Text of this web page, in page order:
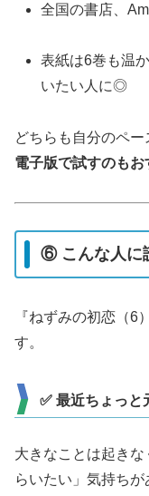
全国の書店、
表紙は6巻も温
いたい人に◎
どちらも自分のペー
電子版で試すのもお
⑥ こんな人に
『ねずみの初恋（6
す。
✅ 最近ちょっと
大きなことは起き
らいたい」気持ちが